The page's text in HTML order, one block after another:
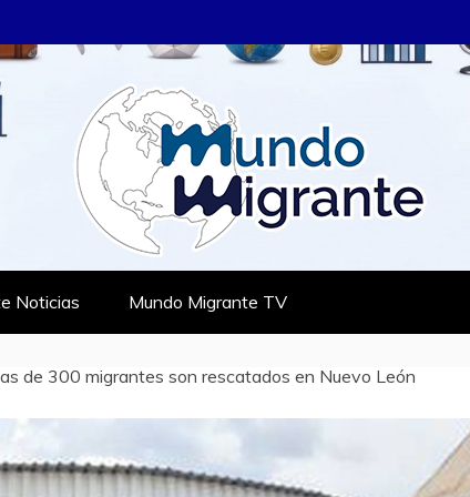
Noticias Mundo Migrante TV
de 300 migrantes son rescatados en Nuevo León